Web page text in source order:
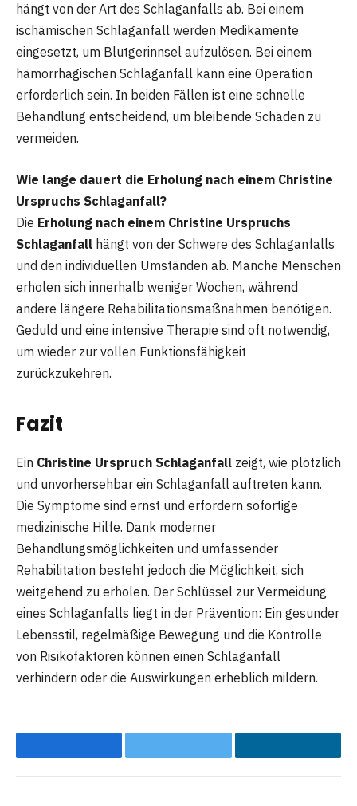
hängt von der Art des Schlaganfalls ab. Bei einem
ischämischen Schlaganfall werden Medikamente
eingesetzt, um Blutgerinnsel aufzulösen. Bei einem
hämorrhagischen Schlaganfall kann eine Operation
erforderlich sein. In beiden Fällen ist eine schnelle
Behandlung entscheidend, um bleibende Schäden zu
vermeiden.
Wie lange dauert die Erholung nach einem Christine
Urspruchs Schlaganfall?
Die Erholung nach einem Christine Urspruchs
Schlaganfall hängt von der Schwere des Schlaganfalls
und den individuellen Umständen ab. Manche Menschen
erholen sich innerhalb weniger Wochen, während
andere längere Rehabilitationsmaßnahmen benötigen.
Geduld und eine intensive Therapie sind oft notwendig,
um wieder zur vollen Funktionsfähigkeit
zurückzukehren.
Fazit
Ein Christine Urspruch Schlaganfall zeigt, wie plötzlich
und unvorhersehbar ein Schlaganfall auftreten kann.
Die Symptome sind ernst und erfordern sofortige
medizinische Hilfe. Dank moderner
Behandlungsmöglichkeiten und umfassender
Rehabilitation besteht jedoch die Möglichkeit, sich
weitgehend zu erholen. Der Schlüssel zur Vermeidung
eines Schlaganfalls liegt in der Prävention: Ein gesunder
Lebensstil, regelmäßige Bewegung und die Kontrolle
von Risikofaktoren können einen Schlaganfall
verhindern oder die Auswirkungen erheblich mildern.
Facebook Twitter LinkedIn